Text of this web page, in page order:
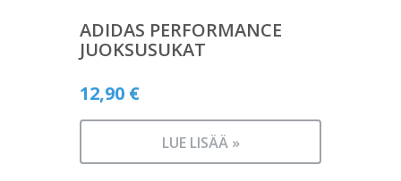
ADIDAS PERFORMANCE
JUOKSUSUKAT
12,90 €
LUE LISÄÄ »